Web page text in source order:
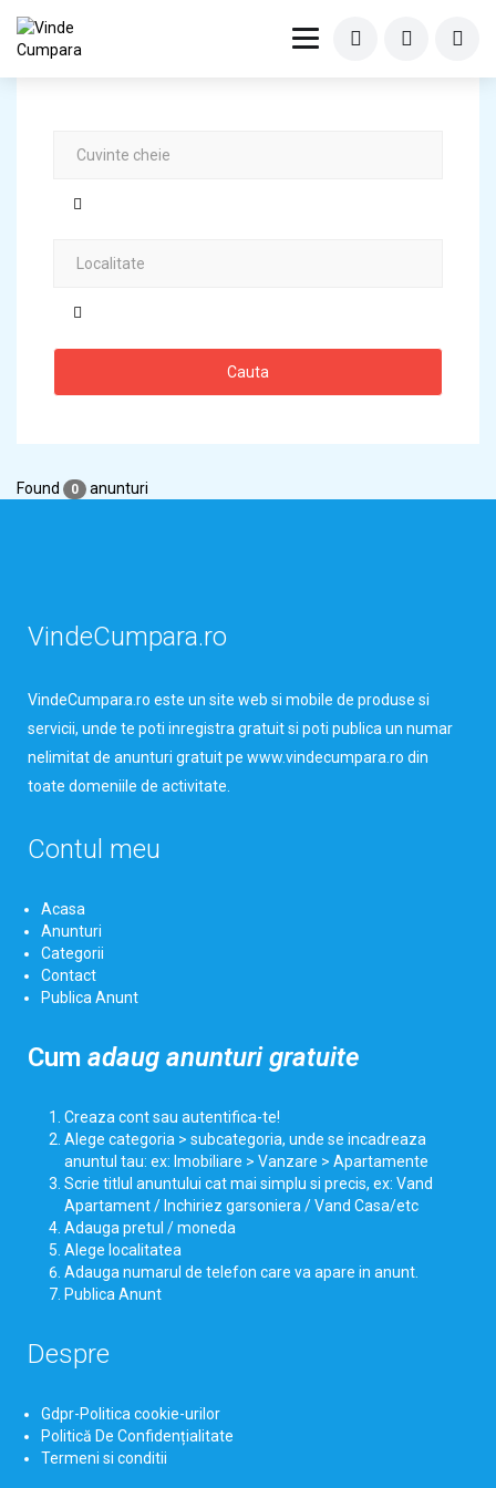
Cauta
Found 0 anunturi
VindeCumpara.ro
VindeCumpara.ro este un site web si mobile de produse si
servicii, unde te poti inregistra gratuit si poti publica un numar
nelimitat de anunturi gratuit pe www.vindecumpara.ro din
toate domeniile de activitate.
Contul meu
Acasa
Anunturi
Categorii
Contact
Publica Anunt
Cum adaug anunturi gratuite
Creaza cont sau autentifica-te!
Alege categoria > subcategoria, unde se incadreaza
anuntul tau: ex: Imobiliare > Vanzare > Apartamente
Scrie titlul anuntului cat mai simplu si precis, ex: Vand
Apartament / Inchiriez garsoniera / Vand Casa/etc
Adauga pretul / moneda
Alege localitatea
Adauga numarul de telefon care va apare in anunt.
Publica Anunt
Despre
Gdpr-Politica cookie-urilor
Politică De Confidențialitate
Termeni si conditii